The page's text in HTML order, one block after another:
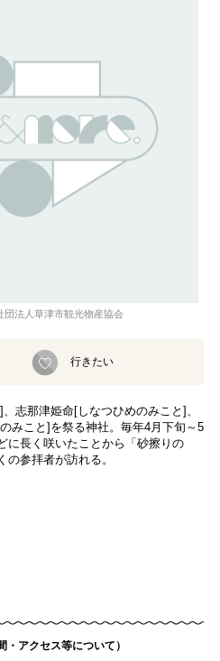
団法人草津市観光物産協会
行きたい
志那津姫命[しなつひめのみこと]、
みこと]を祭る神社。毎年4月下旬～5
に長く咲いたことから「砂擦りの
参拝者が訪れる。
・アクセス等について）